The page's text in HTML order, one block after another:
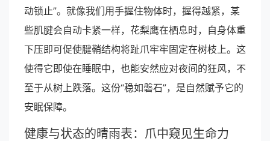
动锁止”。就像我们用手握住物体时，握得越紧，某
些肌腱会自动卡紧一样，花梨鹰在栖息时，自身体重
下压即可促使腱鞘结构将趾爪牢牢固定在树枝上。这
使得它即使在睡眠中，也能安然应对夜间的狂风，不
至于从树上跌落。这份“稳如磐石”，是自然赋予它的
安眠保障。
健康与状态的晴雨表：爪中窥见生命力